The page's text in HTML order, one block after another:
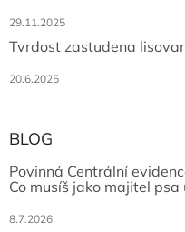
29.11.2025
Tvrdost zastudena
20.6.2025
BLOG
Povinná Centrální
Co musíš jako majitel psa
8.7.2026